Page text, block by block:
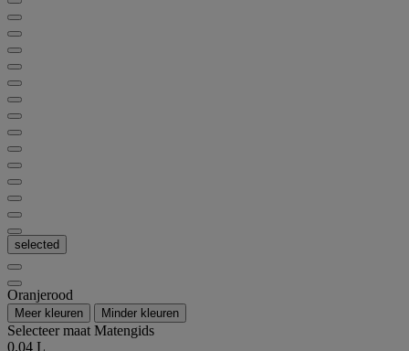
selected
Oranjerood
Meer kleuren Minder kleuren
Selecteer maatMatengids
0.04 L